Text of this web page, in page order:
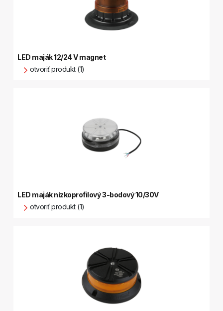
LED maják 12/24 V magnet
otvoriť produkt (1)
LED maják nízkoprofilový 3-bodový 10/30V
otvoriť produkt (1)